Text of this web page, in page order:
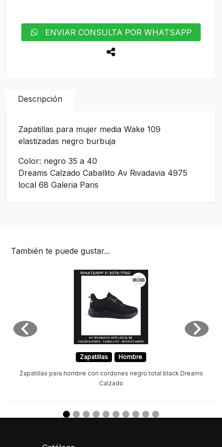
ENVIAR CONSULTA POR WHATSAPP
Descripción
Zapatillas para mujer media Wake 109
elastizadas negro burbuja
Color: negro 35 a 40
Dreams Calzado Caballito Av Rivadavia 4975
local 68 Galeria Paris
También te puede gustar...
Zapatillas Hombre
Zapatillas para hombre con cordones negro total black Dreams
Calzado